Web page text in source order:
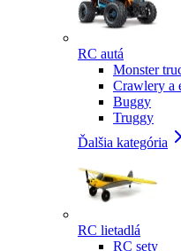
RC autá
Monster
Crawlery a
Buggy
Truggy
Ďalšia kategória
RC lietadlá
RC sety